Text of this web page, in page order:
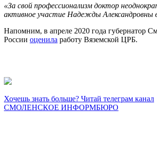
«За свой профессионализм доктор
активное участие Надежды Александровны
Напомним, в апреле 2020 года губернатор
России оценила работу Вяземской ЦРБ.
Хочешь знать больше? Читай телеграм канал
СМОЛЕНСКОЕ ИНФОРМБЮРО